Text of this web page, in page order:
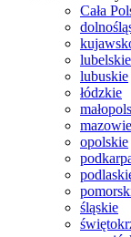
Cała
lubelskie
lubuskie
łódzkie
opolskie
śląskie